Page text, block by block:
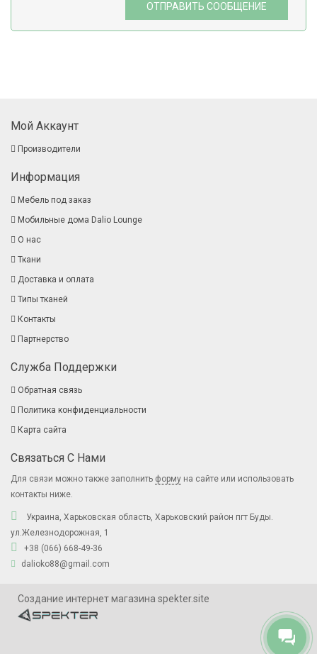
ОТПРАВИТЬ СООБЩЕНИЕ
Мой Аккаунт
Производители
Информация
Мебель под заказ
Мобильные дома Dalio Lounge
О нас
Ткани
Доставка и оплата
Типы тканей
Контакты
Партнерство
Служба Поддержки
Обратная связь
Политика конфиденциальности
Карта сайта
Связаться С Нами
Для связи можно также заполнить форму на сайте или использовать
контакты ниже.
Украина, Харьковская область, Харьковский район пгт Буды.
ул.Железнодорожная, 1
+38 (066) 668-49-36
dalioko88@gmail.com
Создание интернет магазина spekter.site